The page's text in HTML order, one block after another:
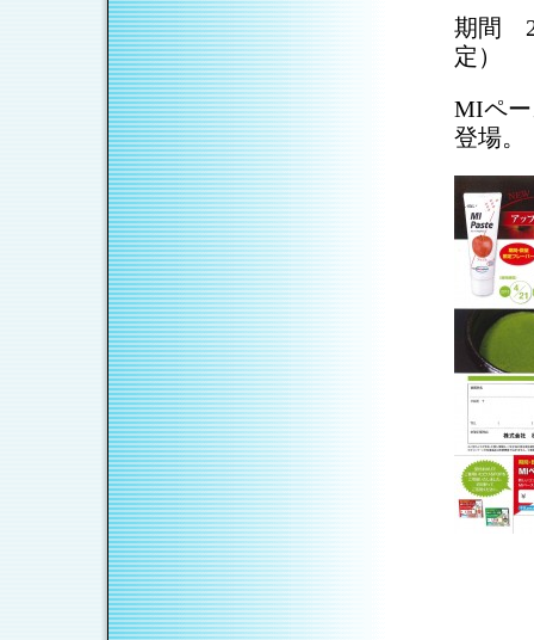
期間
定）
MIペ
登場。